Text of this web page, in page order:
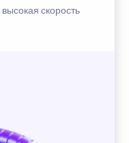
скорость